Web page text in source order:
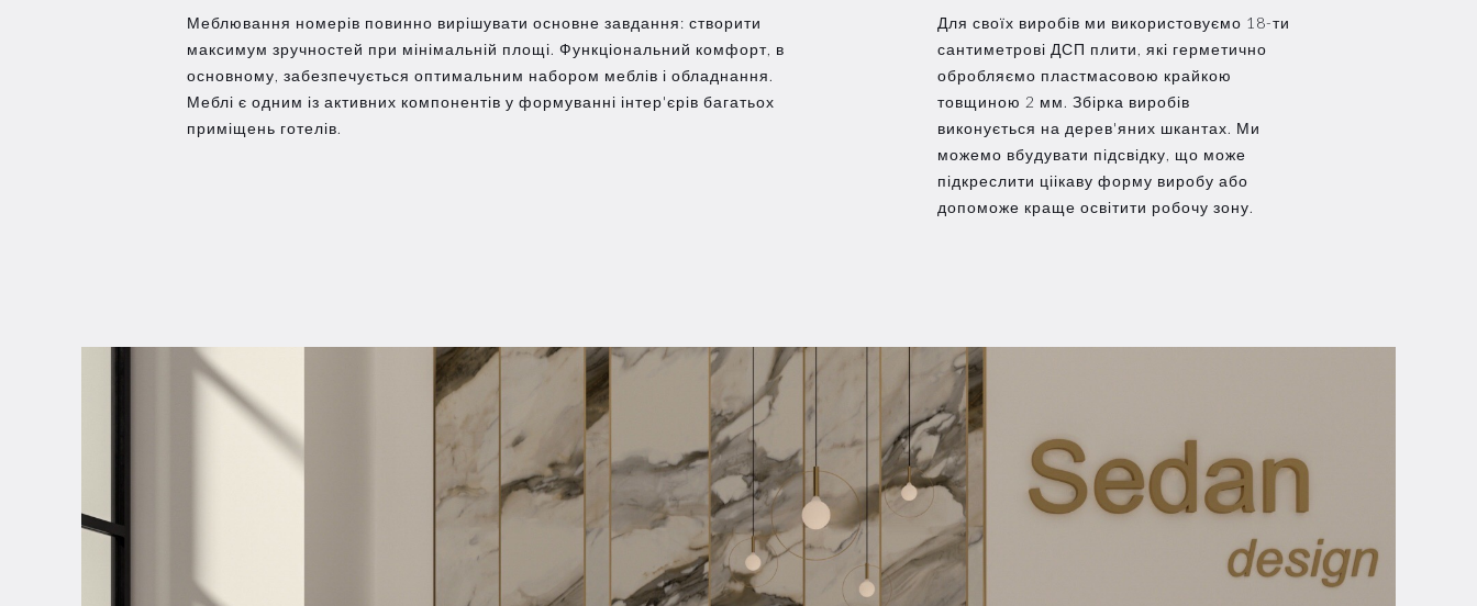
Меблювання номерів повинно вирішувати основне завдання: створити
максимум зручностей при мінімальній площі. Функціональний комфорт, в
основному, забезпечується оптимальним набором меблів і обладнання.
Меблі є одним із активних компонентів у формуванні інтер'єрів багатьох
приміщень готелів.
Для своїх виробів ми використовуємо 18-ти
сантиметрові ДСП плити, які герметично
обробляємо пластмасовою крайкою
товщиною 2 мм. Збірка виробів
виконується на дерев'яних шкантах. Ми
можемо вбудувати підсвідку, що може
підкреслити ціікаву форму виробу або
допоможе краще освітити робочу зону.